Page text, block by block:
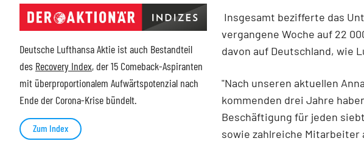
Insgesamt bezifferte das
vergangene Woche auf 22
davon auf Deutschland, wie
"Nach unseren aktuellen
kommenden drei Jahre
Beschäftigung für jeden
sowie zahlreiche Mitarbeiter
Deutsche Lufthansa Aktie ist auch Bestandteil
des Recovery Index, der 15 Comeback-Aspiranten
mit überproportionalem Aufwärtspotenzial nach
Ende der Corona-Krise bündelt.
Zum Index